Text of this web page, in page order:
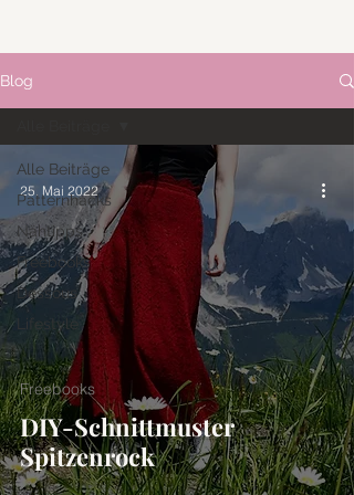
Blog
Alle Beiträge
Patternhacks
Nähtipps
Freebooks
Dessous
Lifestyle
DIY-Schnittmuster
Spitzenrock
Freebooks
25. Mai 2022